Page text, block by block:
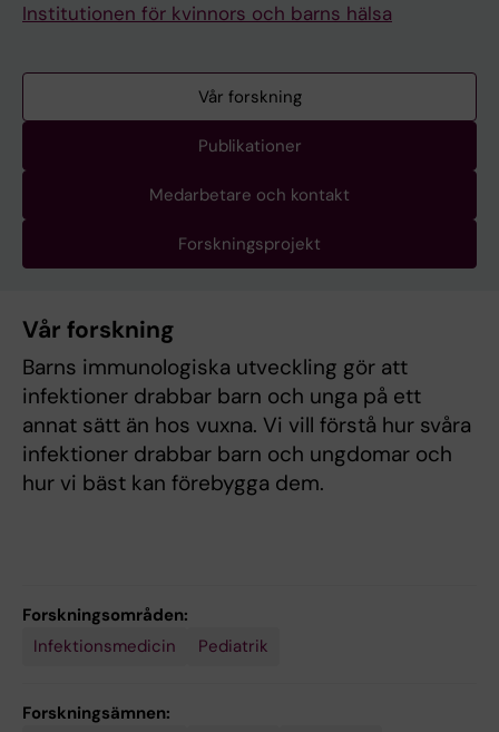
Institutionen för kvinnors och barns hälsa
Vår forskning
Publikationer
Medarbetare och kontakt
Forskningsprojekt
Vår forskning
Barns immunologiska utveckling gör att
infektioner drabbar barn och unga på ett
annat sätt än hos vuxna. Vi vill förstå hur svåra
infektioner drabbar barn och ungdomar och
hur vi bäst kan förebygga dem.
Forskningsområden:
Infektionsmedicin
Pediatrik
Forskningsämnen: